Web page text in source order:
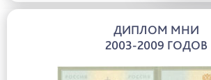
ДИПЛОМ МНИ
2003-2009 ГОДОВ